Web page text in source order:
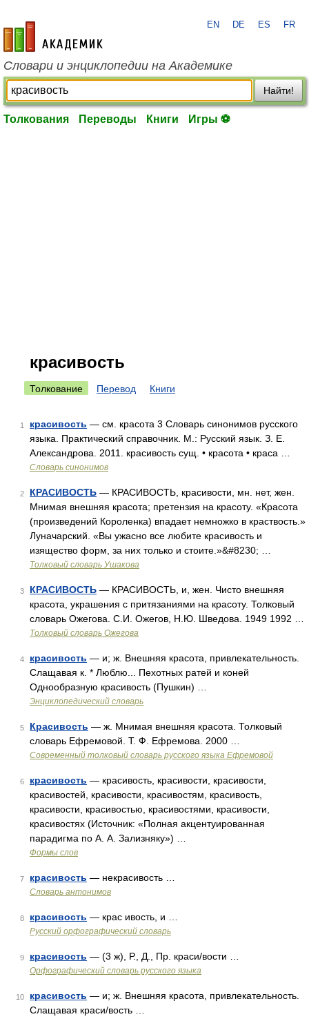
academic.ru
EN DE ES FR
Словари и энциклопедии на Академике
Найти!
Толкования Переводы Книги Игры ⚽
красивость
Толкование Перевод Книги
1 красивость — см. красота 3 Словарь синонимов русского
языка. Практический справочник. М.: Русский язык. З. Е.
Александрова. 2011. красивость сущ. • красота • краса …
Словарь синонимов
2 КРАСИВОСТЬ — КРАСИВОСТЬ, красивости, мн. нет, жен.
Мнимая внешняя красота; претензия на красоту. «Красота
(произведений Короленка) впадает немножко в краствость.»
Луначарский. «Вы ужасно все любите красивость и
изящество форм, за них только и стоите.»&#8230; …
Толковый словарь Ушакова
3 КРАСИВОСТЬ — КРАСИВОСТЬ, и, жен. Чисто внешняя
красота, украшения с притязаниями на красоту. Толковый
словарь Ожегова. С.И. Ожегов, Н.Ю. Шведова. 1949 1992 …
Толковый словарь Ожегова
4 красивость — и; ж. Внешняя красота, привлекательность.
Слащавая к. * Люблю... Пехотных ратей и коней
Однообразную красивость (Пушкин) …
Энциклопедический словарь
5 Красивость — ж. Мнимая внешняя красота. Толковый
словарь Ефремовой. Т. Ф. Ефремова. 2000 …
Современный толковый словарь русского языка Ефремовой
6 красивость — красивость, красивости, красивости,
красивостей, красивости, красивостям, красивость,
красивости, красивостью, красивостями, красивости,
красивостях (Источник: «Полная акцентуированная
парадигма по А. А. Зализняку») …
Формы слов
7 красивость — некрасивость …
Словарь антонимов
8 красивость — крас ивость, и …
Русский орфографический словарь
9 красивость — (3 ж), Р., Д., Пр. краси/вости …
Орфографический словарь русского языка
10 красивость — и; ж. Внешняя красота, привлекательность.
Слащавая краси/вость …